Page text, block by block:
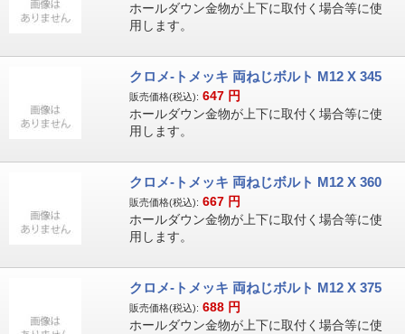
ホールダウン金物が上下に取付く場合等に使
用します。
クロメ-トメッキ 両ねじボルト M12 X 345
販売価格(税込): 647 円
ホールダウン金物が上下に取付く場合等に使
用します。
クロメ-トメッキ 両ねじボルト M12 X 360
販売価格(税込): 667 円
ホールダウン金物が上下に取付く場合等に使
用します。
クロメ-トメッキ 両ねじボルト M12 X 375
販売価格(税込): 688 円
ホールダウン金物が上下に取付く場合等に使